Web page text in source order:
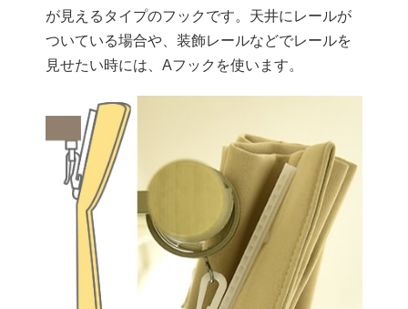
が見えるタイプのフックです。天井にレールが
ついている場合や、装飾レールなどでレールを
見せたい時には、Aフックを使います。